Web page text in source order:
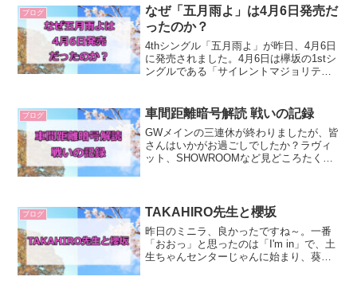
ます。4thは勝...
ブログ
なぜ「五月雨よ」は4月6日発売だ
ったのか？
4thシングル「五月雨よ」が昨日、4月6日
に発売されました。4月6日は欅坂の1stシ
ングルである「サイレントマジョリティ
発売日を4月6日にしたのでしょうか。こ
こには運...
ブログ 車間距離暗号解読 戦いの記録
GWメインの三連休が終わりましたが、皆
さんはいかがお過ごしでしたか？ラヴィ
ット、SHOWROOMなど見どころたくさ
で、ウンウン頭を悩ま...
ブログ TAKAHIRO先生と櫻坂
昨日のミニラ、良かったですね～。一番
「おおっ」と思ったのは「I'm in」で、土
生ちゃんセンターじゃんに始まり、葵ち